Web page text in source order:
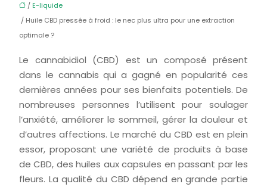
/ E-liquide
/ Huile CBD pressée à froid : le nec plus ultra pour une extraction
optimale ?
Le cannabidiol (CBD) est un composé présent
dans le cannabis qui a gagné en popularité ces
dernières années pour ses bienfaits potentiels. De
nombreuses personnes l’utilisent pour soulager
l’anxiété, améliorer le sommeil, gérer la douleur et
d’autres affections. Le marché du CBD est en plein
essor, proposant une variété de produits à base
de CBD, des huiles aux capsules en passant par les
fleurs. La qualité du CBD dépend en grande partie